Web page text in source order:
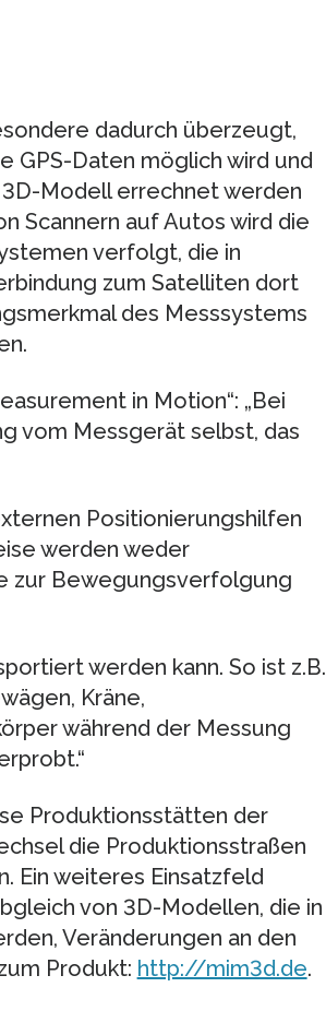
dadurch überzeugt,
GPS-Daten möglich wird und
Modell errechnet werden
Scannern auf Autos wird die
verfolgt, die in
zum Satelliten dort
des Messsystems
in Motion“: „Bei
vom Messgerät selbst, das
Positionierungshilfen
werden weder
zur Bewegungsverfolgung
werden kann. So ist z.B.
Kräne,
während der Messung
Produktionsstätten der
die Produktionsstraßen
Ein weiteres Einsatzfeld
von 3D-Modellen, die in
Veränderungen an den
Produkt: http://mim3d.de.